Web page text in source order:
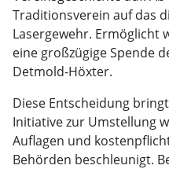
Traditionsverein auf das
Lasergewehr. Ermöglicht
eine großzügige Spende
Detmold-Höxter.
Diese Entscheidung
Initiative zur Umstellung
Auflagen und
Behörden beschleunigt.